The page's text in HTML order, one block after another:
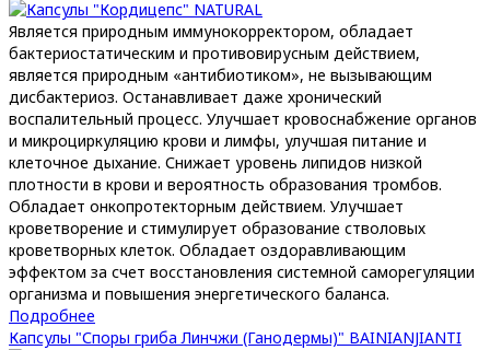
Является природным иммунокорректором, обладает
бактериостатическим и противовирусным действием,
является природным «антибиотиком», не вызывающим
дисбактериоз. Останавливает даже хронический
воспалительный процесс. Улучшает кровоснабжение органов
и микроциркуляцию крови и лимфы, улучшая питание и
клеточное дыхание. Снижает уровень липидов низкой
плотности в крови и вероятность образования тромбов.
Обладает онкопротекторным действием. Улучшает
кроветворение и стимулирует образование стволовых
кроветворных клеток. Обладает оздоравливающим
эффектом за счет восстановления системной саморегуляции
организма и повышения энергетического баланса.
Подробнее
Капсулы "Споры гриба Линчжи (Ганодермы)" BAINIANJIANTI